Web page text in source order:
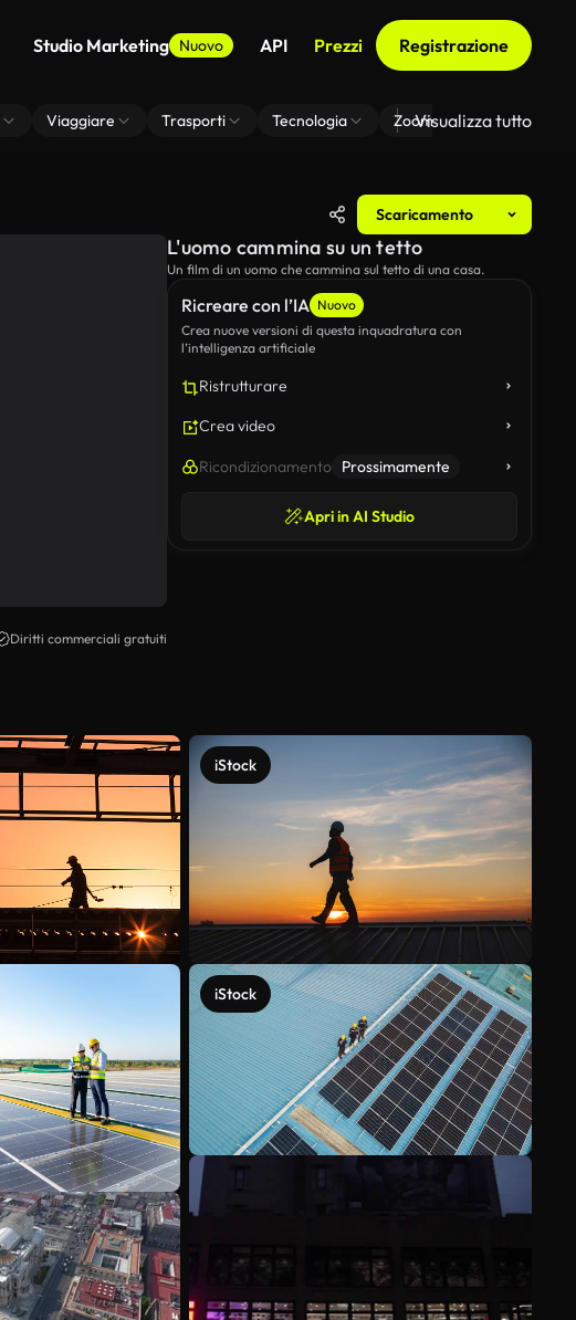
Studio Marketing Nuovo API Prezzi Registrazione
Viaggiare Trasporti Tecnologia Zoom Di Sfondo Virtuale
Visualizza tutto
Scaricamento
Diritti commerciali gratuiti
Ricreare con l’IA Nuovo
Crea nuove versioni di questa inquadratura con
l’intelligenza artificiale
Ristrutturare
Crea video
Ricondizionamento Prossimamente
Apri in AI Studio
L'uomo cammina su un tetto
Un film di un uomo che cammina sul tetto di una casa.
iStock
iStock